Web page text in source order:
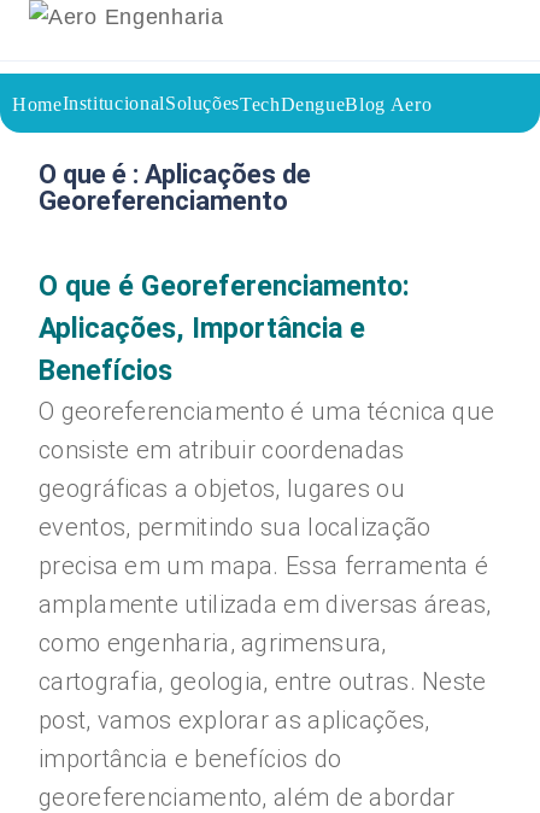
HomeInstitucionalSoluçõesTechDengueBlog Aero
22/07/2023
Voltar a página inicial do blog
O que é : Aplicações de
Georeferenciamento
O que é Georeferenciamento:
Aplicações, Importância e
Benefícios
O georeferenciamento é uma técnica que
consiste em atribuir coordenadas
geográficas a objetos, lugares ou
eventos, permitindo sua localização
precisa em um mapa. Essa ferramenta é
amplamente utilizada em diversas áreas,
como engenharia, agrimensura,
cartografia, geologia, entre outras. Neste
post, vamos explorar as aplicações,
importância e benefícios do
georeferenciamento, além de abordar